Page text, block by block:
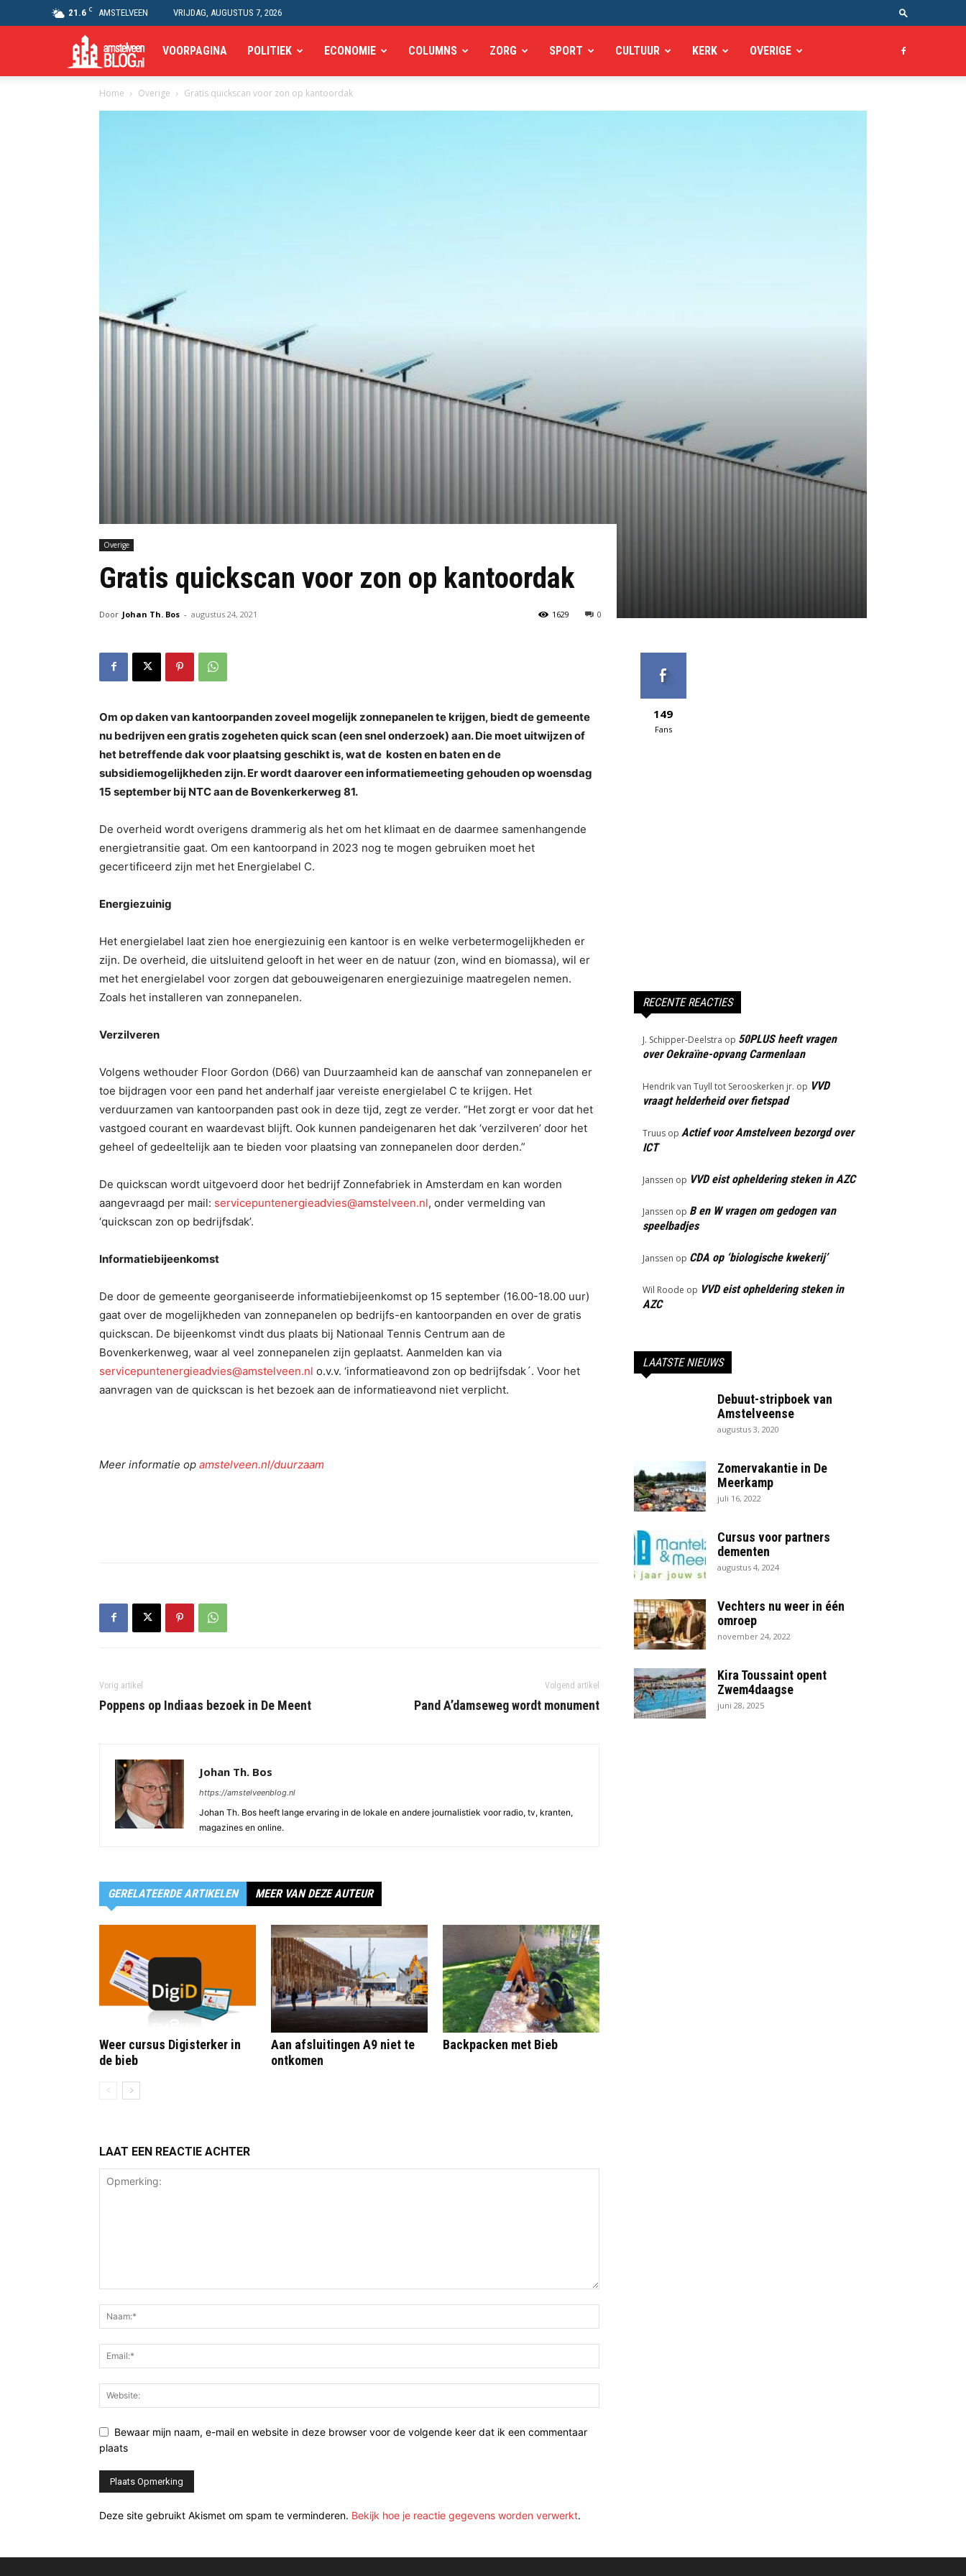
21.6 C AMSTELVEEN VRIJDAG, AUGUSTUS 7, 2026
Amstelveen
Blog
VOORPAGINA POLITIEK ECONOMIE COLUMNS ZORG SPORT CULTUUR KERK OVERIGE
Home Overige Gratis quickscan voor zon op kantoordak
Overige
Gratis quickscan voor zon op kantoordak
Door Johan Th. Bos - augustus 24, 2021 0
1629
Om op daken van kantoorpanden zoveel mogelijk zonnepanelen te krijgen, biedt de gemeente
nu bedrijven een gratis zogeheten quick scan (een snel onderzoek) aan. Die moet uitwijzen of
het betreffende dak voor plaatsing geschikt is, wat de kosten en baten en de
subsidiemogelijkheden zijn. Er wordt daarover een informatiemeeting gehouden op woensdag
15 september bij NTC aan de Bovenkerkerweg 81.
De overheid wordt overigens drammerig als het om het klimaat en de daarmee samenhangende
energietransitie gaat. Om een kantoorpand in 2023 nog te mogen gebruiken moet het
gecertificeerd zijn met het Energielabel C.
Energiezuinig
Het energielabel laat zien hoe energiezuinig een kantoor is en welke verbetermogelijkheden er
zijn. De overheid, die uitsluitend gelooft in het weer en de natuur (zon, wind en biomassa), wil er
met het energielabel voor zorgen dat gebouweigenaren energiezuinige maatregelen nemen.
Zoals het installeren van zonnepanelen.
Verzilveren
Volgens wethouder Floor Gordon (D66) van Duurzaamheid kan de aanschaf van zonnepanelen er
toe bijdragen voor een pand het anderhalf jaar vereiste energielabel C te krijgen. Het
verduurzamen van kantoorpanden past ook in deze tijd, zegt ze verder. “Het zorgt er voor dat het
vastgoed courant en waardevast blijft. Ook kunnen pandeigenaren het dak ‘verzilveren’ door het
geheel of gedeeltelijk aan te bieden voor plaatsing van zonnepanelen door derden.”
De quickscan wordt uitgevoerd door het bedrijf Zonnefabriek in Amsterdam en kan worden
aangevraagd per mail: servicepuntenergieadvies@amstelveen.nl, onder vermelding van
‘quickscan zon op bedrijfsdak’.
Informatiebijeenkomst
De door de gemeente georganiseerde informatiebijeenkomst op 15 september (16.00-18.00 uur)
gaat over de mogelijkheden van zonnepanelen op bedrijfs-en kantoorpanden en over de gratis
quickscan. De bijeenkomst vindt dus plaats bij Nationaal Tennis Centrum aan de
Bovenkerkenweg, waar al veel zonnepanelen zijn geplaatst. Aanmelden kan via
servicepuntenergieadvies@amstelveen.nl o.v.v. ‘informatieavond zon op bedrijfsdak´. Voor het
aanvragen van de quickscan is het bezoek aan de informatieavond niet verplicht.
Meer informatie op amstelveen.nl/duurzaam
Vorig artikel
Poppens op Indiaas bezoek in De Meent
Volgend artikel
Pand A’damseweg wordt monument
Johan Th. Bos
https://amstelveenblog.nl
Johan Th. Bos heeft lange ervaring in de lokale en andere journalistiek voor radio, tv, kranten,
magazines en online.
GERELATEERDE ARTIKELEN MEER VAN DEZE AUTEUR
Weer cursus Digisterker in
de bieb
Aan afsluitingen A9 niet te
ontkomen
Backpacken met Bieb
LAAT EEN REACTIE ACHTER
Bewaar mijn naam, e-mail en website in deze browser voor de volgende keer dat ik een commentaar
plaats
Deze site gebruikt Akismet om spam te verminderen. Bekijk hoe je reactie gegevens worden verwerkt.
149
Fans
RECENTE REACTIES
J. Schipper-Deelstra op 50PLUS heeft vragen
over Oekraïne-opvang Carmenlaan
Hendrik van Tuyll tot Serooskerken jr. op VVD
vraagt helderheid over fietspad
Truus op Actief voor Amstelveen bezorgd over
ICT
Janssen op VVD eist opheldering steken in AZC
Janssen op B en W vragen om gedogen van
speelbadjes
Janssen op CDA op ‘biologische kwekerij’
Wil Roode op VVD eist opheldering steken in
AZC
LAATSTE NIEUWS
Debuut-stripboek van
Amstelveense
augustus 3, 2020
Zomervakantie in De
Meerkamp
juli 16, 2022
Cursus voor partners
dementen
augustus 4, 2024
Vechters nu weer in één
omroep
november 24, 2022
Kira Toussaint opent
Zwem4daagse
juni 28, 2025